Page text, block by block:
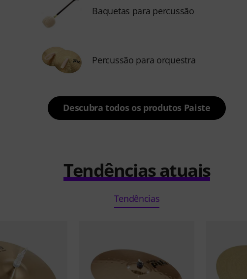
Baquetas para percussão
Percussão para orquestra
Descubra todos os produtos Paiste
Tendências atuais
Tendências